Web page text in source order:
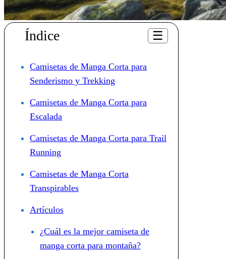
Índice ☰
Camisetas de Manga Corta para
Senderismo y Trekking
Camisetas de Manga Corta para
Escalada
Camisetas de Manga Corta para Trail
Running
Camisetas de Manga Corta
Transpirables
Artículos
¿Cuál es la mejor camiseta de
manga corta para montaña?